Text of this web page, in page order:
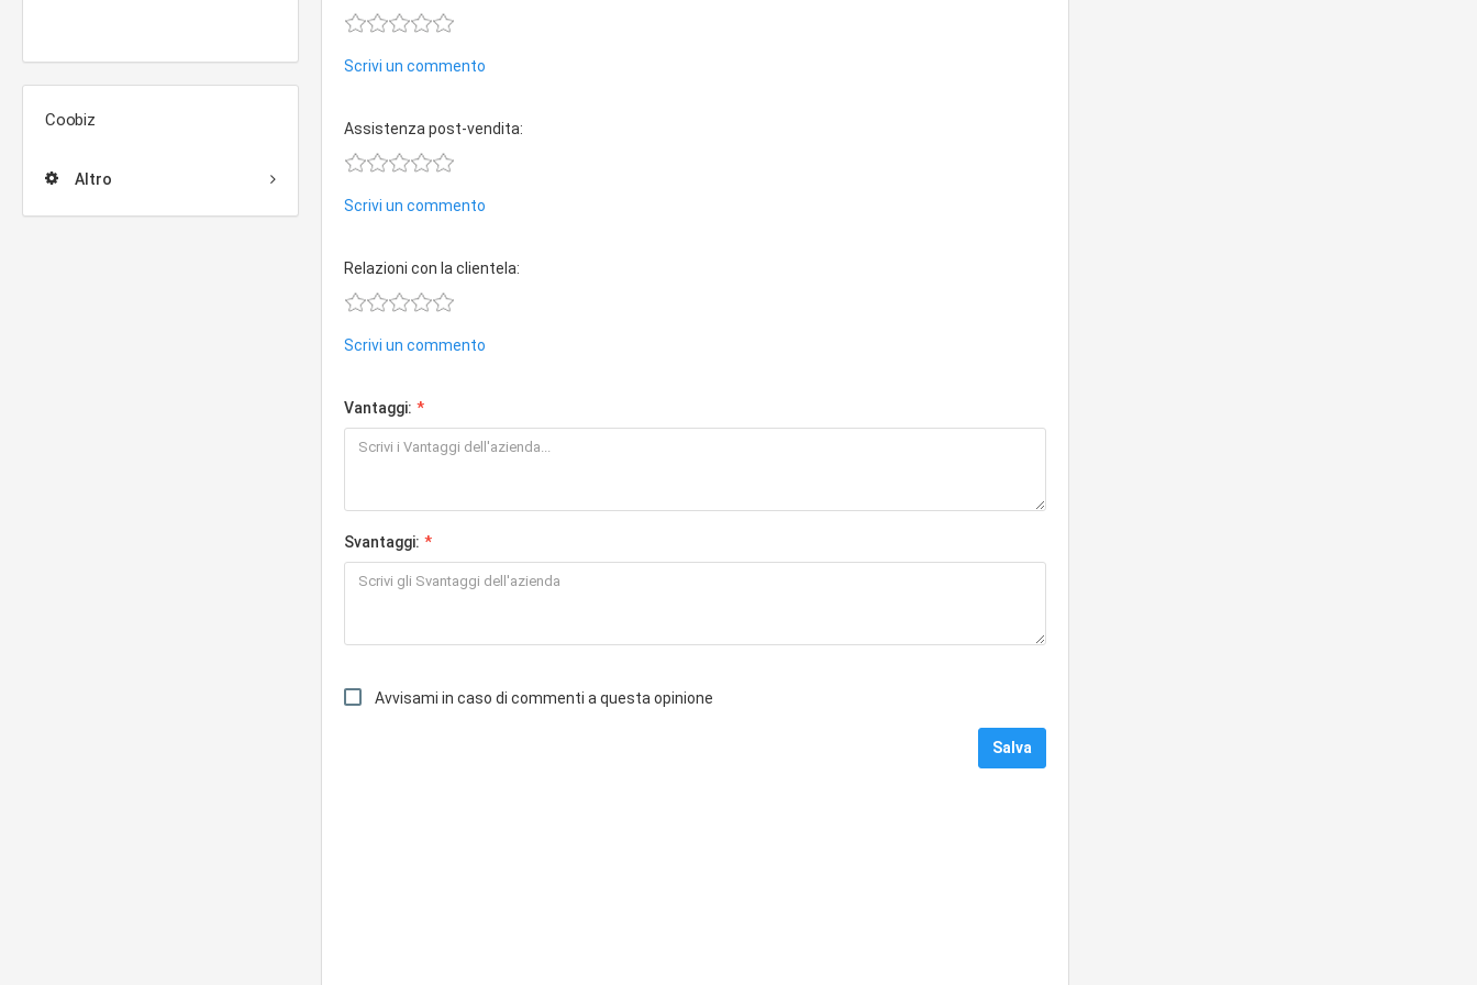
Coobiz
Altro
Scrivi un commento
Assistenza post-vendita:
Scrivi un commento
Relazioni con la clientela:
Scrivi un commento
Vantaggi:
Svantaggi:
Avvisami in caso di commenti a questa opinione